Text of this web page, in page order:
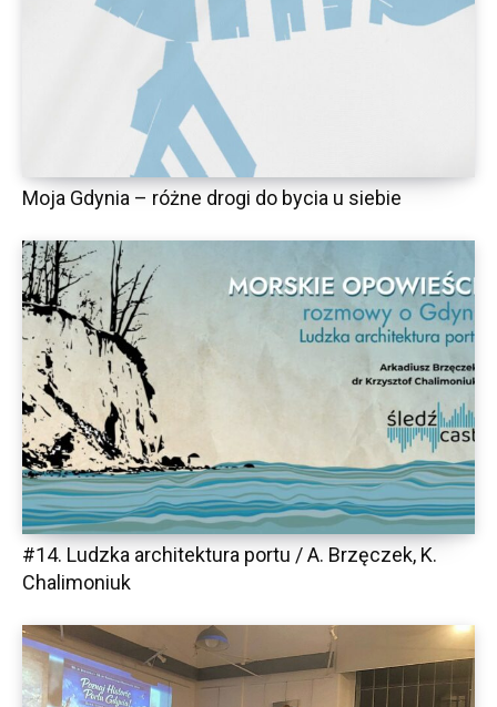
Moja Gdynia – różne drogi do bycia u siebie
#14. Ludzka architektura portu / A. Brzęczek, K.
Chalimoniuk